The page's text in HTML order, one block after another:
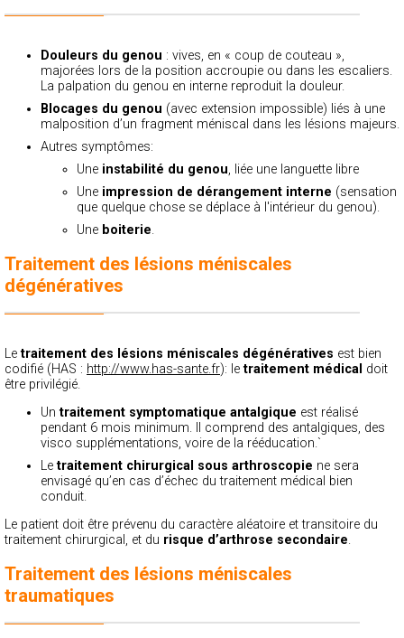
Douleurs du genou : vives, en « coup de couteau »,
majorées lors de la position accroupie ou dans les escaliers.
La palpation du genou en interne reproduit la douleur.
Blocages du genou (avec extension impossible) liés à une
malposition d’un fragment méniscal dans les lésions majeurs.
Autres symptômes:
Une instabilité du genou, liée une languette libre
Une impression de dérangement interne (sensation
que quelque chose se déplace à l'intérieur du genou).
Une boiterie.
Traitement des lésions méniscales
dégénératives
Letraitement des lésions méniscales dégénératives est bien
codifié (HAS : http://www.has-sante.fr): letraitement médical doit
être privilégié.
Untraitement symptomatique antalgique est réalisé
pendant 6 mois minimum. Il comprend des antalgiques, des
visco supplémentations, voire de la rééducation.`
Letraitement chirurgical sous arthroscopie ne sera
envisagé qu’en cas d’échec du traitement médical bien
conduit.
Le patient doit être prévenu du caractère aléatoire et transitoire du
traitement chirurgical, et du risque d’arthrose secondaire.
Traitement des lésions méniscales
traumatiques